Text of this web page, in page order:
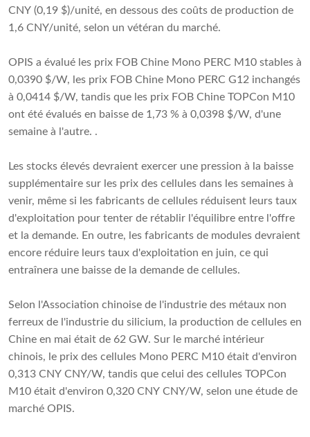
CNY (0,19 $)/unité, en dessous des coûts de production de
1,6 CNY/unité, selon un vétéran du marché.
OPIS a évalué les prix FOB Chine Mono PERC M10 stables à
0,0390 $/W, les prix FOB Chine Mono PERC G12 inchangés
à 0,0414 $/W, tandis que les prix FOB Chine TOPCon M10
ont été évalués en baisse de 1,73 % à 0,0398 $/W, d'une
semaine à l'autre. .
Les stocks élevés devraient exercer une pression à la baisse
supplémentaire sur les prix des cellules dans les semaines à
venir, même si les fabricants de cellules réduisent leurs taux
d'exploitation pour tenter de rétablir l'équilibre entre l'offre
et la demande. En outre, les fabricants de modules devraient
encore réduire leurs taux d'exploitation en juin, ce qui
entraînera une baisse de la demande de cellules.
Selon l'Association chinoise de l'industrie des métaux non
ferreux de l'industrie du silicium, la production de cellules en
Chine en mai était de 62 GW. Sur le marché intérieur
chinois, le prix des cellules Mono PERC M10 était d'environ
0,313 CNY CNY/W, tandis que celui des cellules TOPCon
M10 était d'environ 0,320 CNY CNY/W, selon une étude de
marché OPIS.